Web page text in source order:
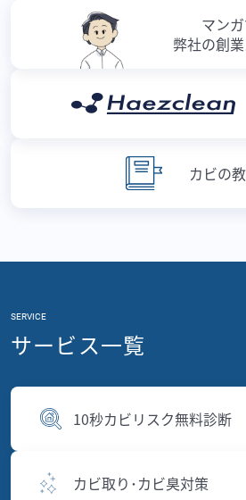
カビの
マン
弊社の創
SERVICE
サービス一覧
10秒カビリスク無料診断
カビ取り･カビ臭対策